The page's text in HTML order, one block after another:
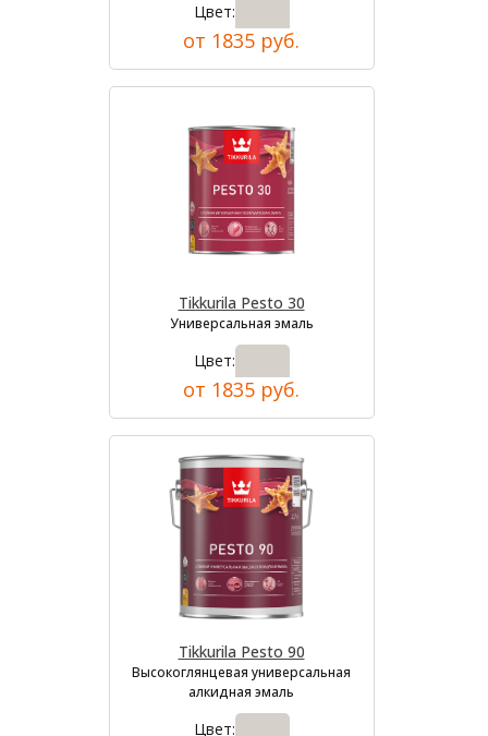
Цвет:
от 1835 руб.
Tikkurila Pesto 30
Универсальная эмаль
Цвет:
от 1835 руб.
Tikkurila Pesto 90
Высокоглянцевая универсальная
алкидная эмаль
Цвет: